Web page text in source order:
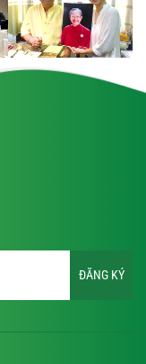
ĐĂNG KÝ